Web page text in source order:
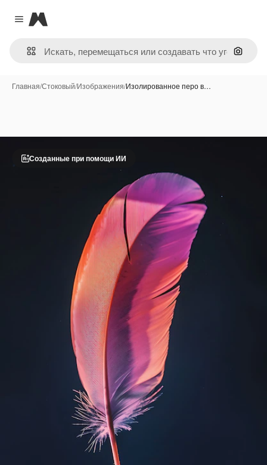
Close menu
Magnific
Поиск
Главная/Стоковый/Изображения/Изолированное перо в…
Созданные при помощи ИИ